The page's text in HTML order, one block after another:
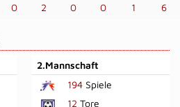
0 2 0 0 1 6
2.Mannschaft
194Spiele
12 Tore